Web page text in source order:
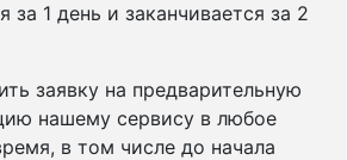
за 1 день и заканчивается за 2
заявку на предварительную
нашему сервису в любое
в том числе до начала